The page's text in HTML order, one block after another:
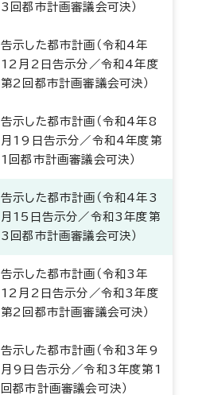
3回都市計画審議会可決）
告示した都市計画（令和4年
12月2日告示分／令和4年度
第2回都市計画審議会可決）
告示した都市計画（令和4年8
月19日告示分／令和4年度第
1回都市計画審議会可決）
告示した都市計画（令和4年3
月15日告示分／令和3年度第
3回都市計画審議会可決）
告示した都市計画（令和3年
12月2日告示分／令和3年度
第2回都市計画審議会可決）
告示した都市計画（令和3年9
月9日告示分／令和3年度第1
回都市計画審議会可決）